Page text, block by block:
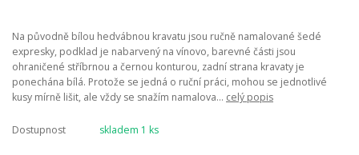
Na původně bílou hedvábnou kravatu jsou ručně namalované šedé
expresky, podklad je nabarvený na vínovo, barevné části jsou
ohraničené stříbrnou a černou konturou, zadní strana kravaty je
ponechána bílá. Protože se jedná o ruční práci, mohou se jednotlivé
kusy mírně lišit, ale vždy se snažím namalova... celý popis
Dostupnost skladem 1 ks